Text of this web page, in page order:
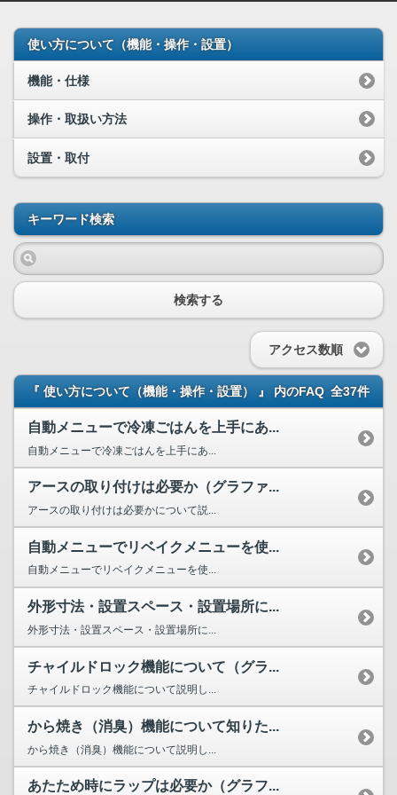
使い方について（機能・操作・設置）
機能・仕様
操作・取扱い方法
設置・取付
キーワード検索
検索する
アクセス数順
『 使い方について（機能・操作・設置） 』 内のFAQ 全37件
自動メニューで冷凍ごはんを上手にあ...
自動メニューで冷凍ごはんを上手にあ...
アースの取り付けは必要か（グラファ...
アースの取り付けは必要かについて説...
自動メニューでリベイクメニューを使...
自動メニューでリベイクメニューを使...
外形寸法・設置スペース・設置場所に...
外形寸法・設置スペース・設置場所に...
チャイルドロック機能について（グラ...
チャイルドロック機能について説明し...
から焼き（消臭）機能について知りた...
から焼き（消臭）機能について説明し...
あたため時にラップは必要か（グラフ...